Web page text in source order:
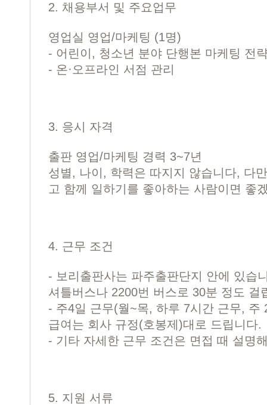
2. 채용부서 및 주요업무
영업실 영업/마케팅 (1명)
- 어린이, 청소년 분야 단행본 마케팅 전
- 온·오프라인 서점 관리
3. 응시 자격
출판 영업/마케팅 경력 3~7년
성별, 나이, 학력은 따지지 않습니다, 다
고 함께 일하기를 좋아하는 사람이면 좋
4. 근무 조건
- 보리출판사는 파주출판단지 안에 있습
셔틀버스나 2200번 버스로 30분 정도 걸
- 주4일 근무(월~목, 하루 7시간 근무, 주
급여는 회사 규정(호봉제)대로 드립니다.
- 기타 자세한 근무 조건은 면접 때 설명
5. 지원 서류